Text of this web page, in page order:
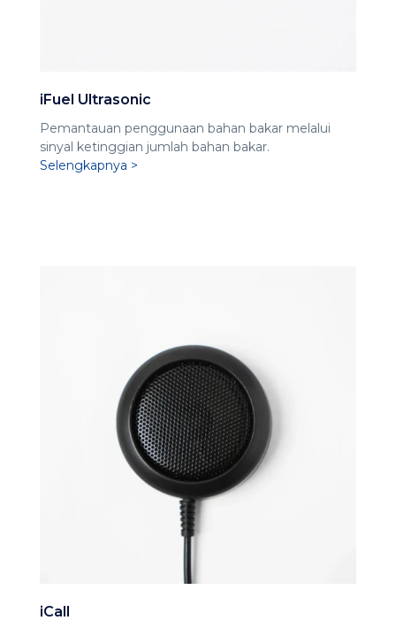
iFuel Ultrasonic
Pemantauan penggunaan bahan bakar melalui
sinyal ketinggian jumlah bahan bakar.
Selengkapnya >
iCall